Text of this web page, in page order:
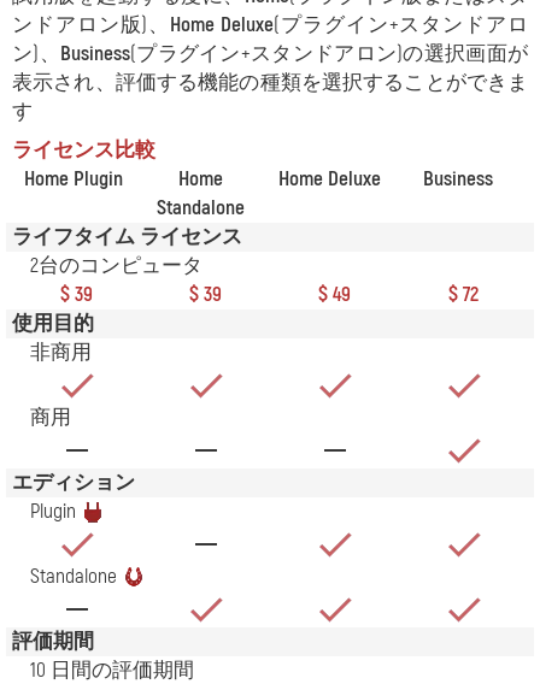
ンドアロン版)、 Home Deluxe(プラグイン+スタンドアロ
ン)、 Business(プラグイン+スタンドアロン)の選択画面が
表示され、評価する機能の種類を選択することができま
す
ライセンス比較
Home Plugin
Home
Standalone
Home Deluxe Business
ライフタイム ライセンス
2台のコンピュータ
$ 39
$ 39 $ 49
$ 72
使用目的
非商用
商用
エディション
Plugin
Standalone
評価期間
10 日間の評価期間